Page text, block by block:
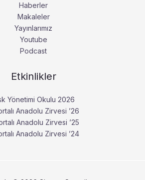
Haberler
Makaleler
Yayınlarımız
Youtube
Podcast
Etkinlikler
Yönetimi Okulu 2026
Anadolu Zirvesi ’26
Anadolu Zirvesi ’25
Anadolu Zirvesi ’24